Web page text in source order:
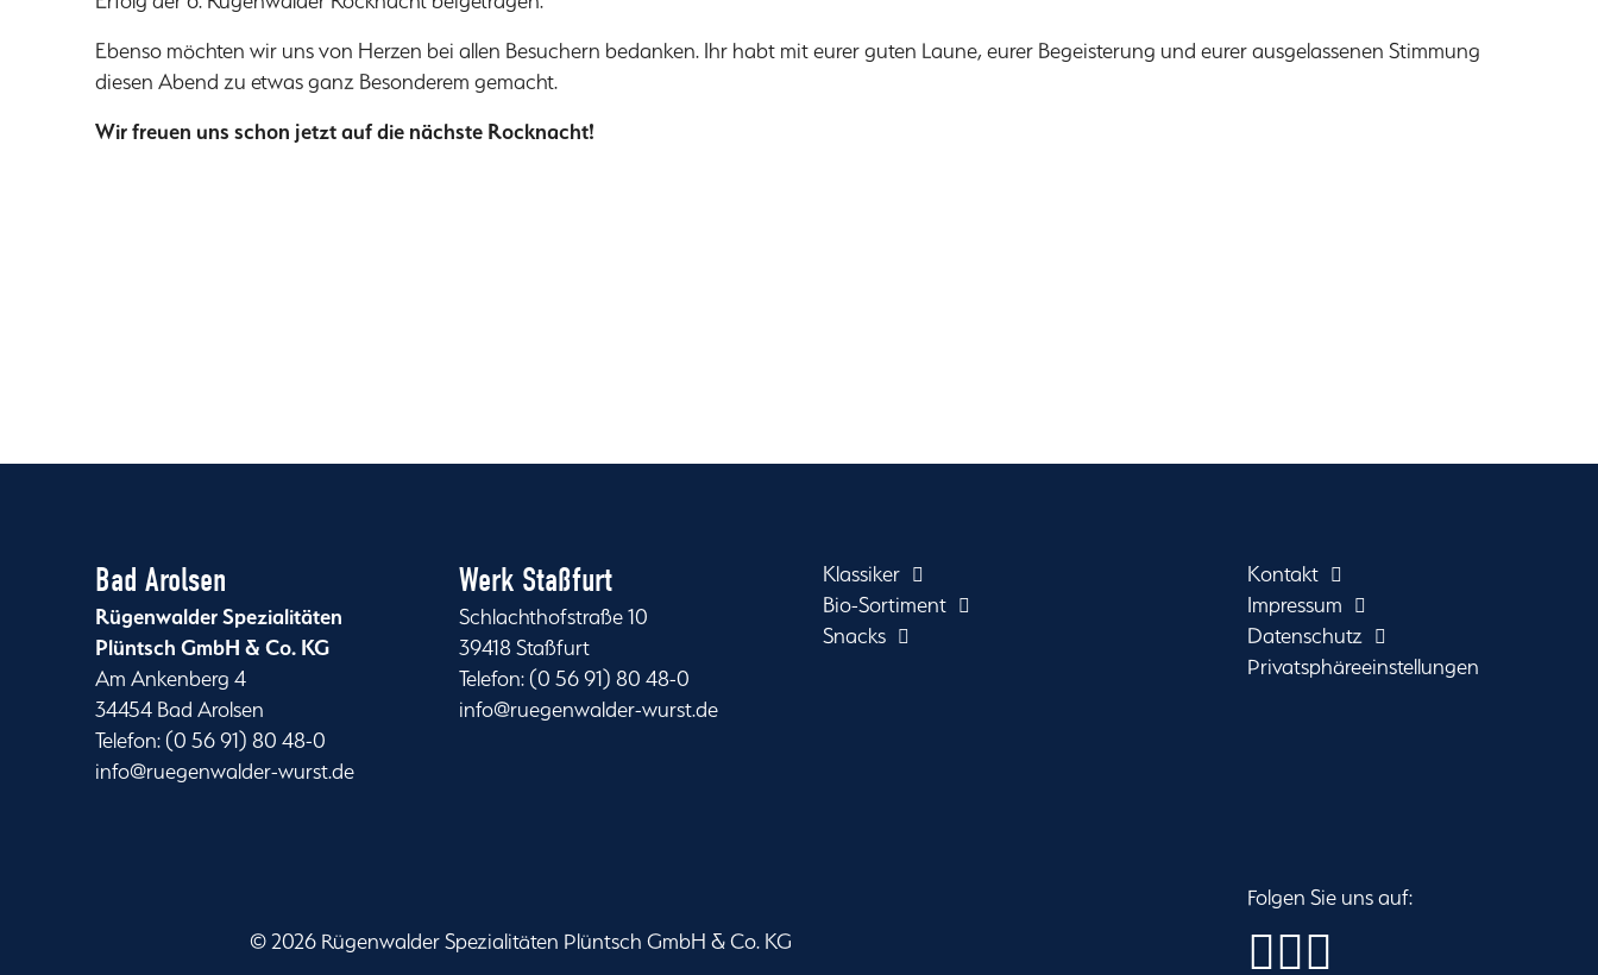
Ebenso möchten wir uns von Herzen bei allen Besuchern bedanken. Ihr habt mit eurer guten Laune, eurer Begeisterung und eurer ausgelassenen Stimmung
diesen Abend zu etwas ganz Besonderem gemacht.
Wir freuen uns schon jetzt auf die nächste Rocknacht!
Bad Arolsen
Rügenwalder Spezialitäten
Plüntsch GmbH & Co. KG
Am Ankenberg 4
34454 Bad Arolsen
Telefon: (0 56 91) 80 48-0
info@ruegenwalder-wurst.de
Werk Staßfurt
Schlachthofstraße 10
39418 Staßfurt
Telefon: (0 56 91) 80 48-0
info@ruegenwalder-wurst.de
Klassiker
Bio-Sortiment
Snacks
Kontakt
Impressum
Datenschutz
Privatsphäreeinstellungen
©2026 Rügenwalder Spezialitäten Plüntsch GmbH & Co. KG
Folgen Sie uns auf: